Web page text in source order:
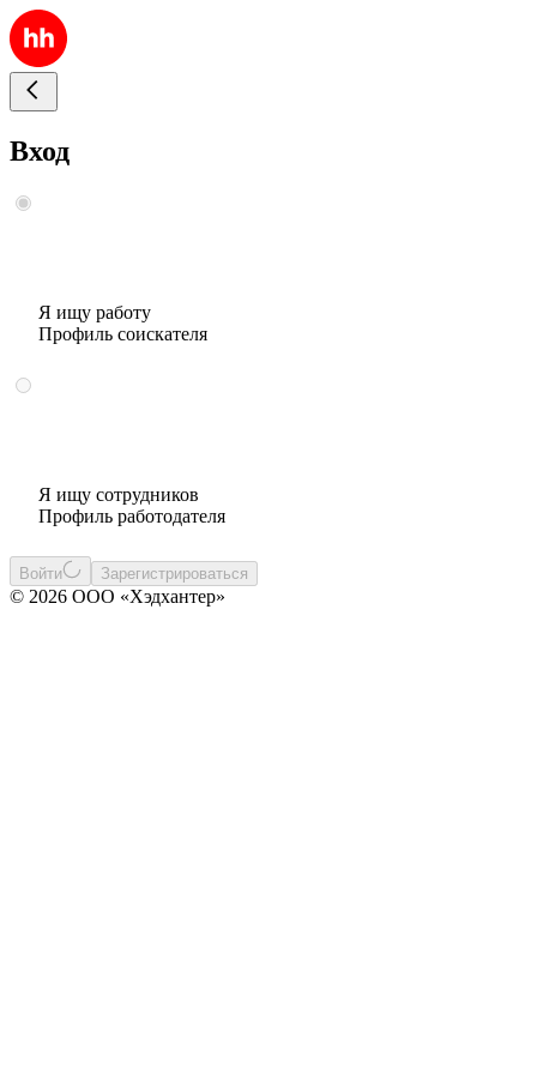
Вход
Я ищу работу
Профиль соискателя
Я ищу сотрудников
Профиль работодателя
Войти Зарегистрироваться
© 2026 ООО «Хэдхантер»